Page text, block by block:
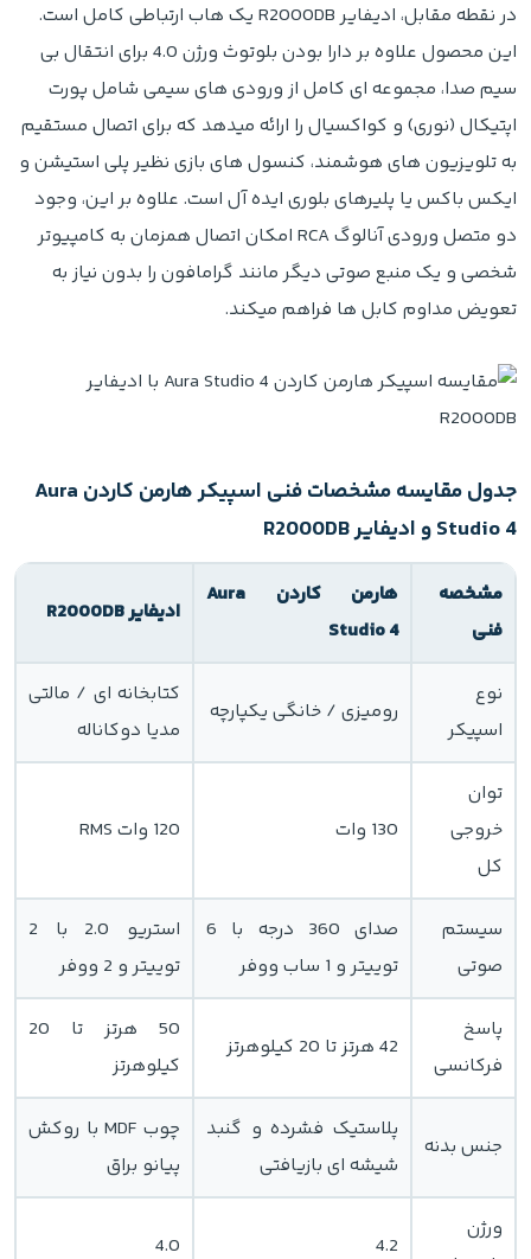
در نقطه مقابل، ادیفایر R2000DB یک هاب ارتباطی کامل است.
این محصول علاوه بر دارا بودن بلوتوث ورژن 4.0 برای انتقال بی
سیم صدا، مجموعه ای کامل از ورودی های سیمی شامل پورت
اپتیکال (نوری) و کواکسیال را ارائه میدهد که برای اتصال مستقیم
به تلویزیون های هوشمند، کنسول های بازی نظیر پلی استیشن و
ایکس باکس یا پلیرهای بلوری ایده آل است. علاوه بر این، وجود
دو متصل ورودی آنالوگ RCA امکان اتصال همزمان به کامپیوتر
شخصی و یک منبع صوتی دیگر مانند گرامافون را بدون نیاز به
تعویض مداوم کابل ها فراهم میکند.
جدول مقایسه مشخصات فنی اسپیکر هارمن کاردن Aura
Studio 4 و ادیفایر R2000DB
مشخصه
فنی
هارمن کاردن Aura
Studio 4
ادیفایر R2000DB
نوع
اسپیکر
رومیزی / خانگی یکپارچه
کتابخانه ای / مالتی
مدیا دوکاناله
توان
خروجی
کل
130 وات 120 وات RMS
سیستم
صوتی
صدای 360 درجه با 6
توییتر و 1 ساب ووفر
استریو 2.0 با 2
توییتر و 2 ووفر
پاسخ
فرکانسی
42 هرتز تا 20 کیلوهرتز
50 هرتز تا 20
کیلوهرتز
جنس بدنه
پلاستیک فشرده و گنبد
شیشه ای بازیافتی
چوب MDF با روکش
پیانو براق
ورژن
4.2
4.0